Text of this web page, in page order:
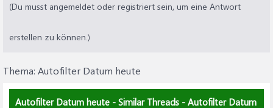
(Du musst angemeldet oder registriert sein, um eine Antwort
erstellen zu können.)
Thema: Autofilter Datum heute
Autofilter Datum heute - Similar Threads - Autofilter Datum